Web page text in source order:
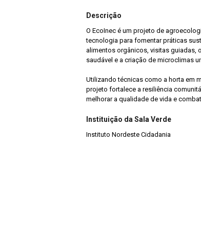
Descrição
O EcoInec é um projeto de
tecnologia para fomentar práticas
alimentos orgânicos, visitas guiadas,
saudável e a criação de microclimas
Utilizando técnicas como a horta em
projeto fortalece a resiliência
melhorar a qualidade de vida e
Instituição da Sala Verde
Instituto Nordeste Cidadania